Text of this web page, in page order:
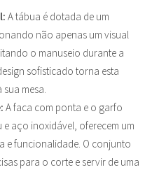
A tábua é dotada de um
não apenas um visual
o manuseio durante a
sofisticado torna esta
mesa.
A faca com ponta e o garfo
aço inoxidável, oferecem um
e funcionalidade. O conjunto
para o corte e servir de uma